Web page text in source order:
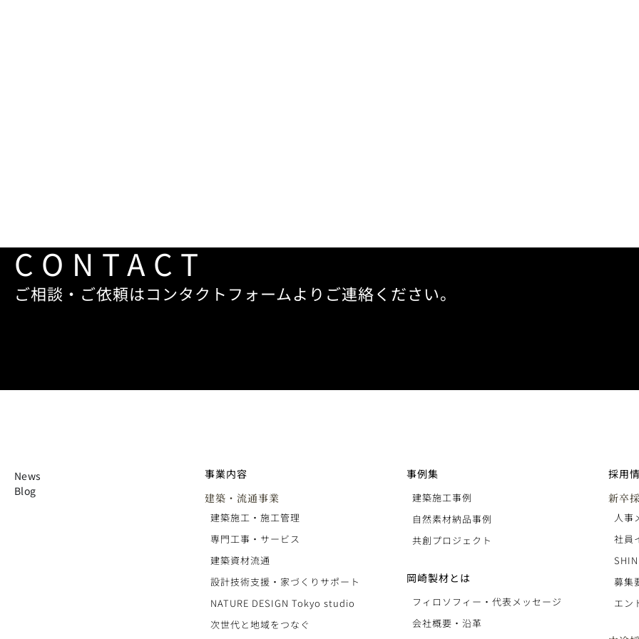
CONTACT
ご相談・ご依頼はコンタクトフォームよりご連絡ください。
News
Blog
事業内容
建築・流通事業
建築施工・施工管理
専門工事・サービス
建築資材流通
設計技術支援・家づくりサポート
NATURE DESIGN Tokyo studio
次世代と地域をつなぐ
事例集
建築施工事例
自然素材納品事例
共創プロジェクト
岡崎製材とは
フィロソフィー・代表メッセージ
会社概要・沿革
採用
新卒
人事
社員
募集
エン